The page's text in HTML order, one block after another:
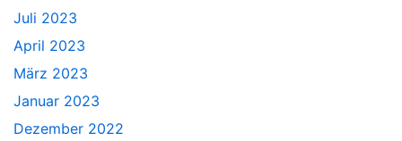
Juli 2023
April 2023
März 2023
Januar 2023
Dezember 2022